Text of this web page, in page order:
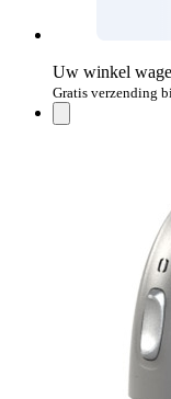
Uw winkel
Gratis verzending